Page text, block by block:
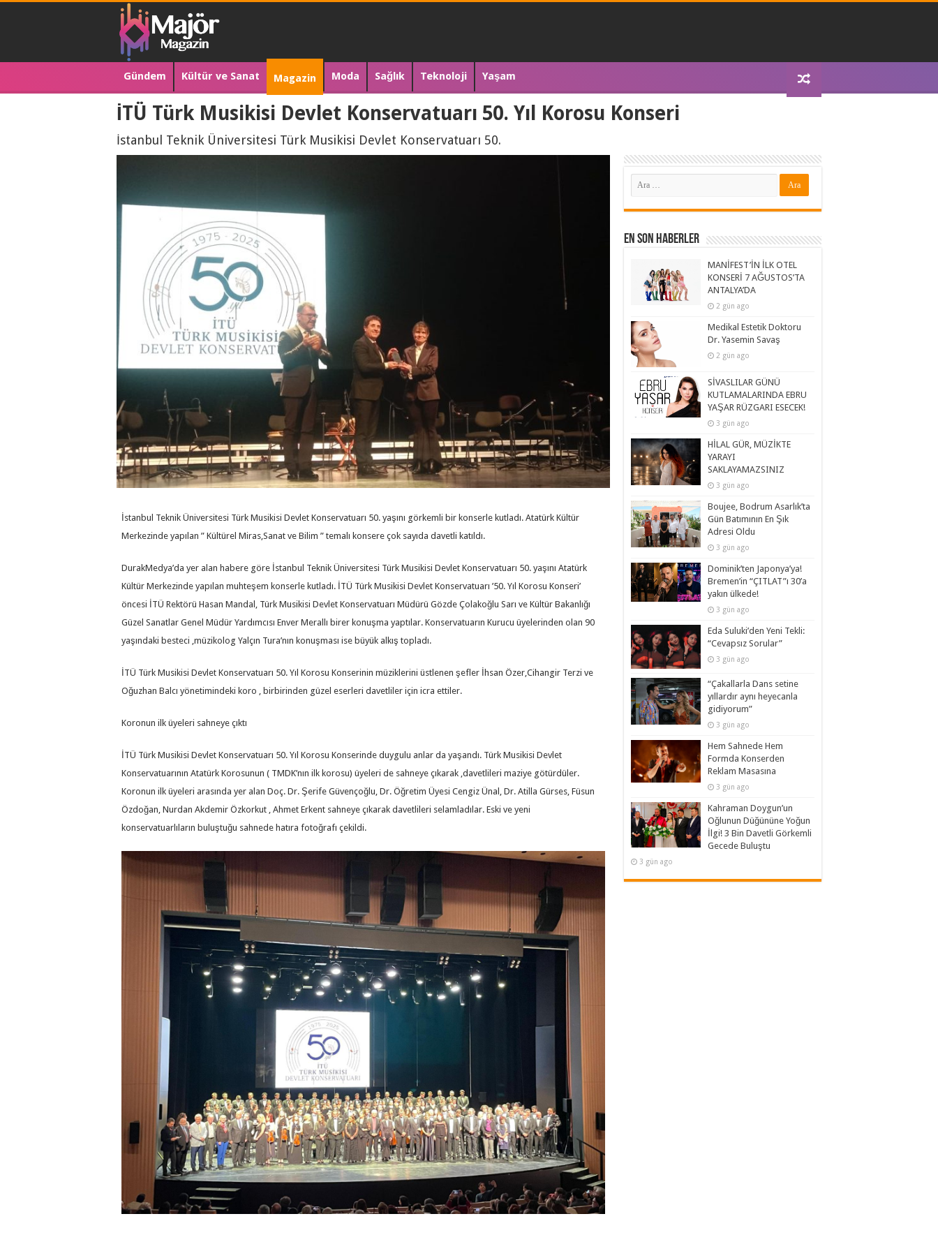
Gündem Kültür ve Sanat Magazin Moda Sağlık Teknoloji Yaşam
İTÜ Türk Musikisi Devlet Konservatuarı 50. Yıl Korosu Konseri
İstanbul Teknik Üniversitesi Türk Musikisi Devlet Konservatuarı 50.
İstanbul Teknik Üniversitesi Türk Musikisi Devlet Konservatuarı 50. yaşını görkemli bir konserle kutladı. Atatürk Kültür
Merkezinde yapılan ” Kültürel Miras,Sanat ve Bilim ” temalı konsere çok sayıda davetli katıldı.
DurakMedya’da yer alan habere göre İstanbul Teknik Üniversitesi Türk Musikisi Devlet Konservatuarı 50. yaşını Atatürk
Kültür Merkezinde yapılan muhteşem konserle kutladı. İTÜ Türk Musikisi Devlet Konservatuarı ’50. Yıl Korosu Konseri’
öncesi İTÜ Rektörü Hasan Mandal, Türk Musikisi Devlet Konservatuarı Müdürü Gözde Çolakoğlu Sarı ve Kültür Bakanlığı
Güzel Sanatlar Genel Müdür Yardımcısı Enver Merallı birer konuşma yaptılar. Konservatuarın Kurucu üyelerinden olan 90
yaşındaki besteci ,müzikolog Yalçın Tura’nın konuşması ise büyük alkış topladı.
İTÜ Türk Musikisi Devlet Konservatuarı 50. Yıl Korosu Konserinin müziklerini üstlenen şefler İhsan Özer,Cihangir Terzi ve
Oğuzhan Balcı yönetimindeki koro , birbirinden güzel eserleri davetliler için icra ettiler.
Koronun ilk üyeleri sahneye çıktı
İTÜ Türk Musikisi Devlet Konservatuarı 50. Yıl Korosu Konserinde duygulu anlar da yaşandı. Türk Musikisi Devlet
Konservatuarının Atatürk Korosunun ( TMDK’nın ilk korosu) üyeleri de sahneye çıkarak ,davetlileri maziye götürdüler.
Koronun ilk üyeleri arasında yer alan Doç. Dr. Şerife Güvençoğlu, Dr. Öğretim Üyesi Cengiz Ünal, Dr. Atilla Gürses, Füsun
Özdoğan, Nurdan Akdemir Özkorkut , Ahmet Erkent sahneye çıkarak davetlileri selamladılar. Eski ve yeni
konservatuarlıların buluştuğu sahnede hatıra fotoğrafı çekildi.
En Son Haberler
MANİFEST’İN İLK OTEL
KONSERİ 7 AĞUSTOS’TA
ANTALYA’DA
2 gün ago
Medikal Estetik Doktoru
Dr. Yasemin Savaş
2 gün ago
SİVASLILAR GÜNÜ
KUTLAMALARINDA EBRU
YAŞAR RÜZGARI ESECEK!
3 gün ago
HİLAL GÜR, MÜZİKTE
YARAYI
SAKLAYAMAZSINIZ
3 gün ago
Boujee, Bodrum Asarlık’ta
Gün Batımının En Şık
Adresi Oldu
3 gün ago
Dominik’ten Japonya’ya!
Bremen’in “ÇITLAT”ı 30’a
yakın ülkede!
3 gün ago
Eda Suluki’den Yeni Tekli:
“Cevapsız Sorular”
3 gün ago
“Çakallarla Dans setine
yıllardır aynı heyecanla
gidiyorum”
3 gün ago
Hem Sahnede Hem
Formda Konserden
Reklam Masasına
3 gün ago
Kahraman Doygun’un
Oğlunun Düğününe Yoğun
İlgi! 3 Bin Davetli Görkemli
Gecede Buluştu
3 gün ago